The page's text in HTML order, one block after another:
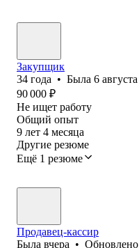
Закупщик
34 года • Была 6 августа
90 000 ₽
Не ищет работу
Общий опыт
9 лет 4 месяца
Другие резюме
Ещё 1 резюме
Продавец-кассир
Была вчера • Обновлено